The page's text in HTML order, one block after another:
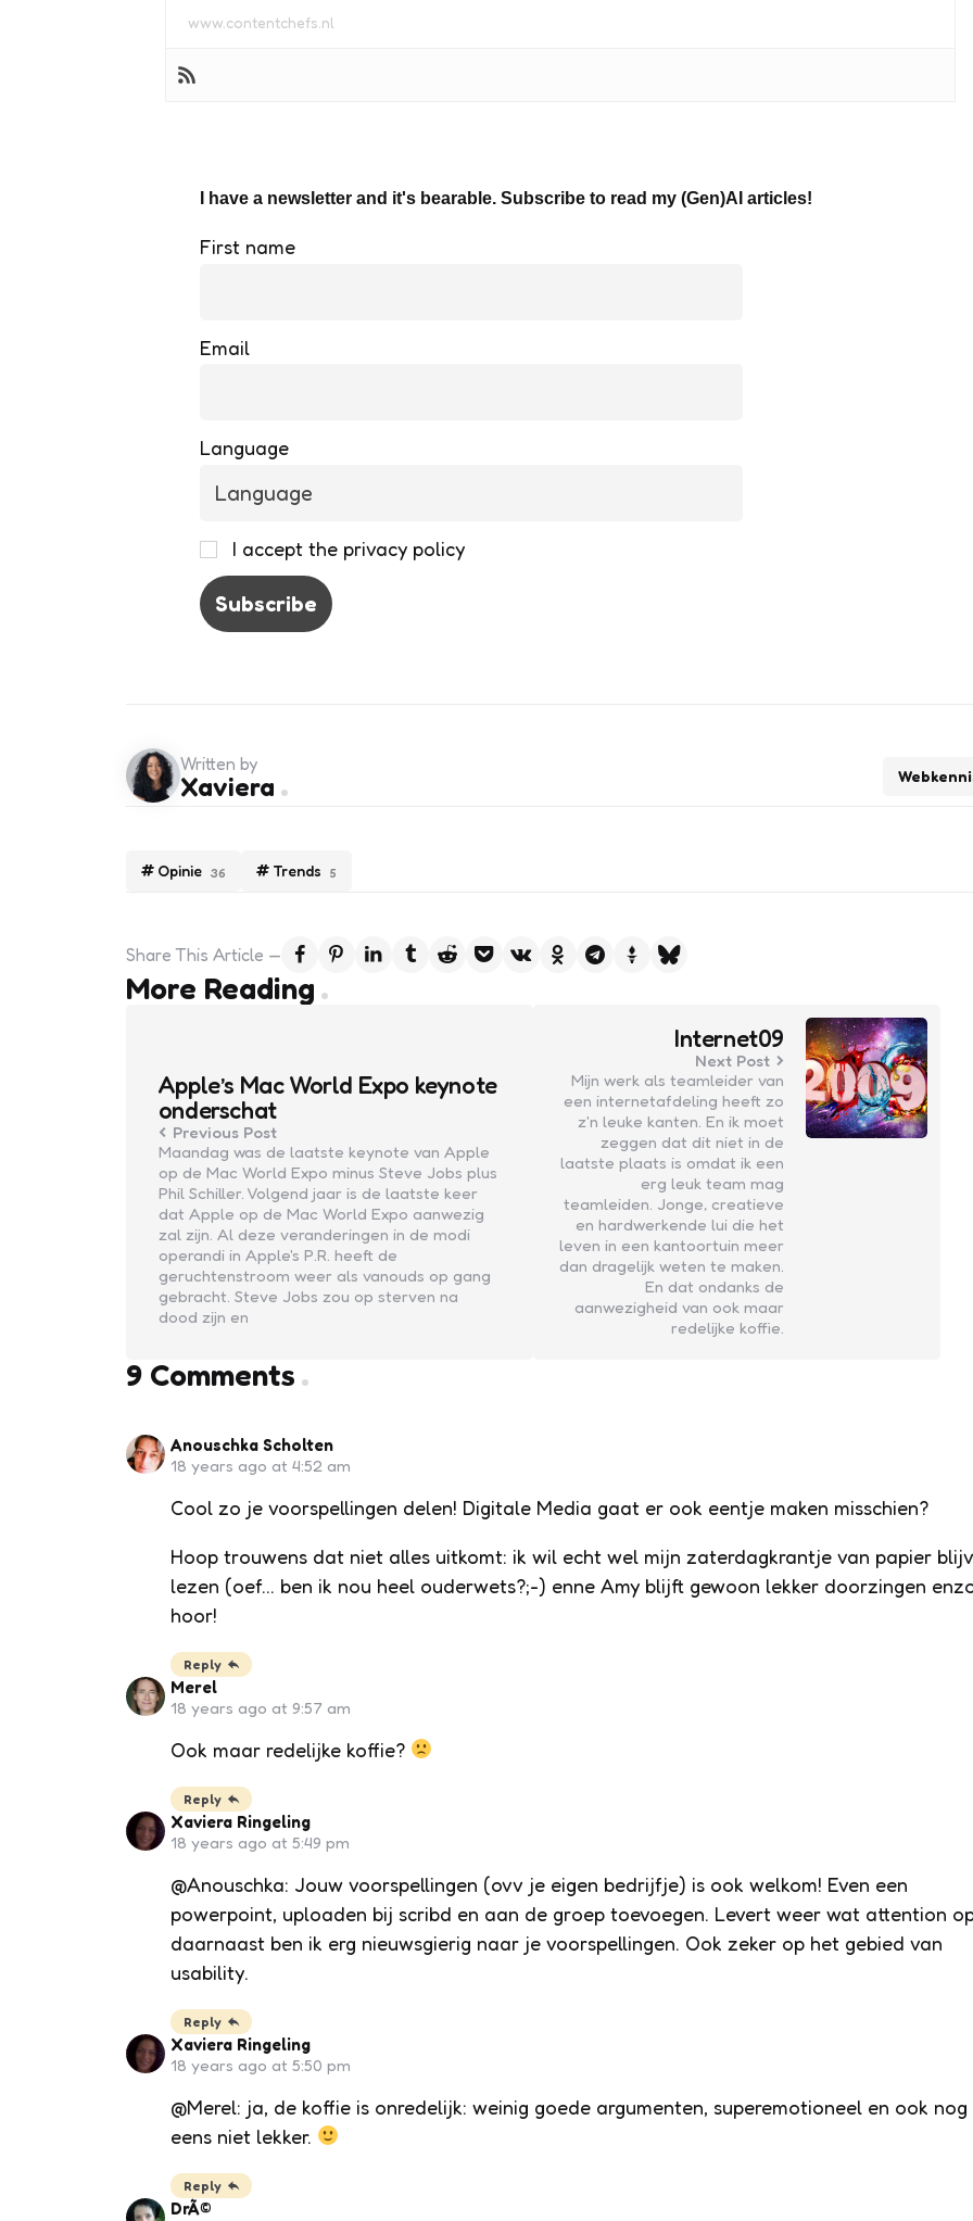
www.contentchefs.nl
I have a newsletter and it's bearable. Subscribe to read my (Gen)AI articles!
First name
Email
Language
I accept the privacy policy
Opinie 36 Trends 5
Written by
Xaviera
Share This Article
More Reading
Post
Apple’s Mac World Expo keynote
onderschat
Previous Post
Maandag was de laatste keynote van Apple
op de Mac World Expo minus Steve Jobs plus
Phil Schiller. Volgend jaar is de laatste keer
dat Apple op de Mac World Expo aanwezig
zal zijn. Al deze veranderingen in de modi
operandi in Apple's P.R. heeft de
geruchtenstroom weer als vanouds op gang
gebracht. Steve Jobs zou op sterven na
dood zijn en
Internet09
Next Post
Mijn werk als teamleider van
een internetafdeling heeft zo
z'n leuke kanten. En ik moet
zeggen dat dit niet in de
laatste plaats is omdat ik een
erg leuk team mag
teamleiden. Jonge, creatieve
en hardwerkende lui die het
leven in een kantoortuin meer
dan dragelijk weten te maken.
En dat ondanks de
aanwezigheid van ook maar
redelijke koffie.
9 Comments
Anouschka Scholten
18 years ago at 4:52 am
Cool zo je voorspellingen delen! Digitale Media gaat er ook eentje maken misschien?
Hoop trouwens dat niet alles uitkomt: ik wil echt wel mijn zaterdagkrantje van papier
lezen (oef… ben ik nou heel ouderwets?;-) enne Amy blijft gewoon lekker doorzingen
hoor!
Reply
Merel
18 years ago at 9:57 am
Ook maar redelijke koffie?
Reply
Xaviera Ringeling
18 years ago at 5:49 pm
@Anouschka: Jouw voorspellingen (ovv je eigen bedrijfje) is ook welkom! Even een
powerpoint, uploaden bij scribd en aan de groep toevoegen. Levert weer wat attention
daarnaast ben ik erg nieuwsgierig naar je voorspellingen. Ook zeker op het gebied van
usability.
Reply
Xaviera Ringeling
18 years ago at 5:50 pm
@Merel: ja, de koffie is onredelijk: weinig goede argumenten, superemotioneel en ook nog
eens niet lekker.
Reply
DrÃ©